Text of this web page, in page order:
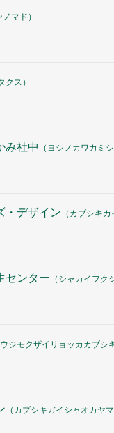
ノマド ）
クス ）
み社中 （ ヨシノカワカミ
・デザイン （ カブシキカ
センター （ シャカイフク
ジモクザイリョッカカブシ
（ カブシキガイシャオカヤ